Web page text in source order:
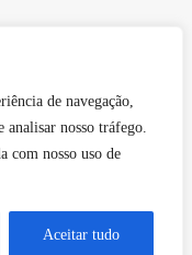
de navegação,
analisar nosso tráfego.
com nosso uso de
Aceitar tudo